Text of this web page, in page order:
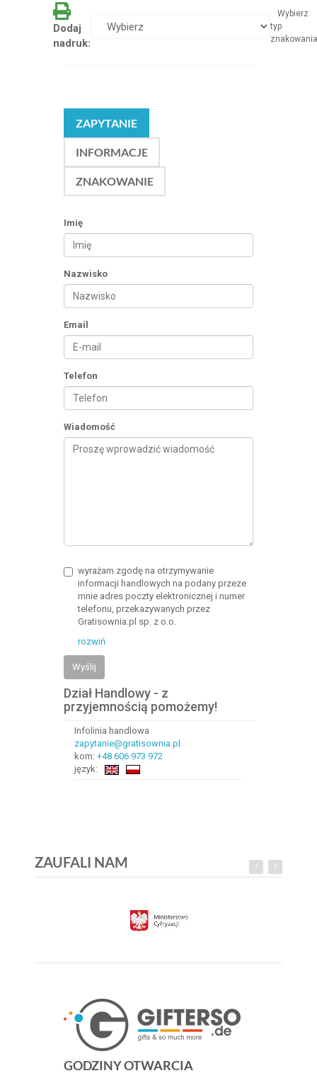
Dodaj
nadruk:
Wybierz
typ
znakowania
ZAPYTANIE
INFORMACJE
ZNAKOWANIE
Imię
Nazwisko
Email
Telefon
Wiadomość
wyrażam zgodę na otrzymywanie
informacji handlowych na podany przeze
mnie adres poczty elektronicznej i numer
telefonu, przekazywanych przez
Gratisownia.pl sp. z o.o.
rozwiń
Wyślij
Dział Handlowy - z
przyjemnością pomożemy!
Infolinia handlowa
zapytanie@gratisownia.pl
kom: +48 606 973 972
język:
ZAUFALI NAM
GODZINY OTWARCIA